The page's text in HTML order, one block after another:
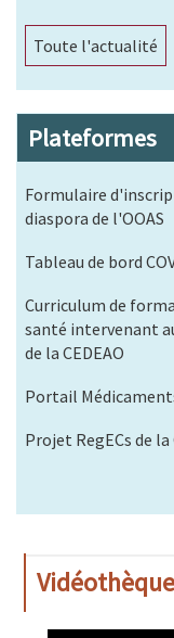
Toute l'actualité
Plateformes
Formulaire
diaspora de l'OOAS
Tableau de bord
Curriculum de
santé intervenant
de la CEDEAO
Portail
Projet RegECs de la
Vidéothèque